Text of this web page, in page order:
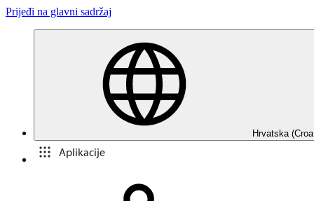
Prijeđi na glavni sadržaj
Hrvatska
Aplikacije